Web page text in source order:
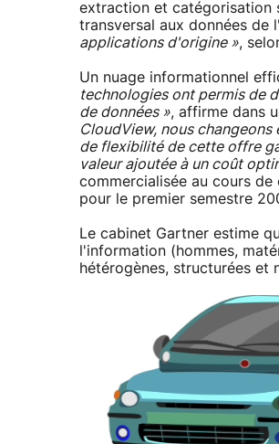
extraction et catégorisation
transversal aux données de
applications d'origine »,
Un nuage informationnel
technologies ont permis de
de données », affirme dans
CloudView, nous
de flexibilité de cette offre
valeur ajoutée à un coût
commercialisée au cours
pour le premier semestre
Le cabinet Gartner estime
l'information (hommes,
hétérogènes, structurées et